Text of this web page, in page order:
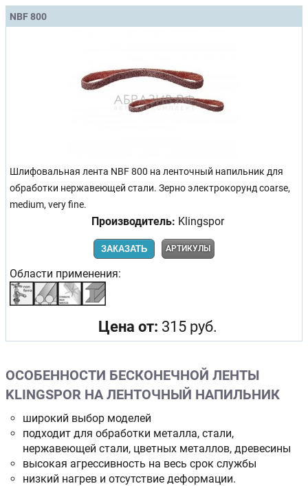
NBF 800
Шлифовальная лента NBF 800 на ленточный напильник для
обработки нержавеющей стали. Зерно электрокорунд coarse,
medium, very fine.
Производитель: Klingspor
ЗАКАЗАТЬ АРТИКУЛЫ
Области применения:
Цена от: 315 руб.
ОСОБЕННОСТИ БЕСКОНЕЧНОЙ ЛЕНТЫ
KLINGSPOR НА ЛЕНТОЧНЫЙ НАПИЛЬНИК
широкий выбор моделей
подходит для обработки металла, стали,
нержавеющей стали, цветных металлов, древесины
высокая агрессивность на весь срок службы
низкий нагрев и отсутствие деформации.